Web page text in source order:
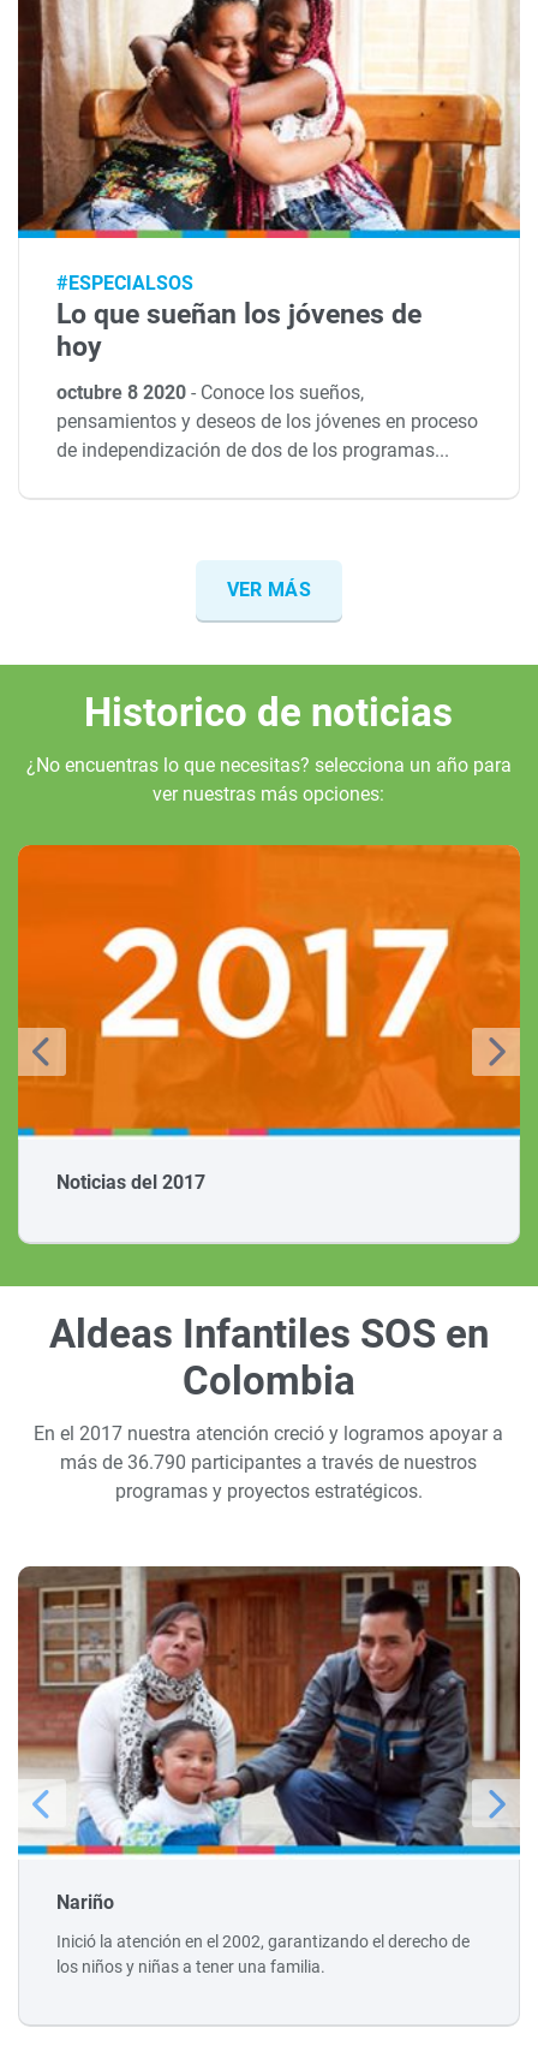
#ESPECIALSOS
Lo que sueñan los jóvenes de
hoy
octubre 8 2020- Conoce los sueños,
pensamientos y deseos de los jóvenes en proceso
de independización de dos de los programas...
VER MÁS
Historico de noticias
¿No encuentras lo que necesitas? selecciona un año para
ver nuestras más opciones:
Noticias del 2017
Aldeas Infantiles SOS en
Colombia
En el 2017 nuestra atención creció y logramos apoyar a
más de 36.790 participantes a través de nuestros
programas y proyectos estratégicos.
Nariño
Inició la atención en el 2002, garantizando el derecho de
los niños y niñas a tener una familia.